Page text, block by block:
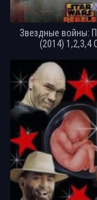
Звездные войны:
(2014) 1,2,3,4